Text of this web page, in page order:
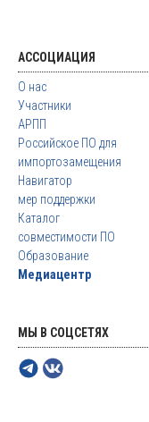
АССОЦИАЦИЯ
О нас
Участники
АРПП
Российское ПО для
импортозамещения
Навигатор
мер поддержки
Каталог
совместимости ПО
Образование
Медиацентр
МЫ В СОЦСЕТЯХ